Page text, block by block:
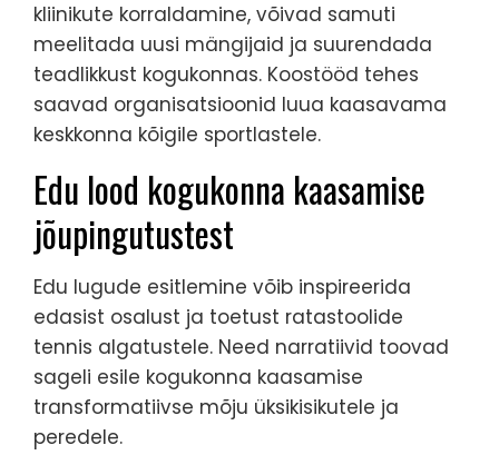
kliinikute korraldamine, võivad samuti
meelitada uusi mängijaid ja suurendada
teadlikkust kogukonnas. Koostööd tehes
saavad organisatsioonid luua kaasavama
keskkonna kõigile sportlastele.
Edu lood kogukonna kaasamise
jõupingutustest
Edu lugude esitlemine võib inspireerida
edasist osalust ja toetust ratastoolide
tennis algatustele. Need narratiivid toovad
sageli esile kogukonna kaasamise
transformatiivse mõju üksikisikutele ja
peredele.